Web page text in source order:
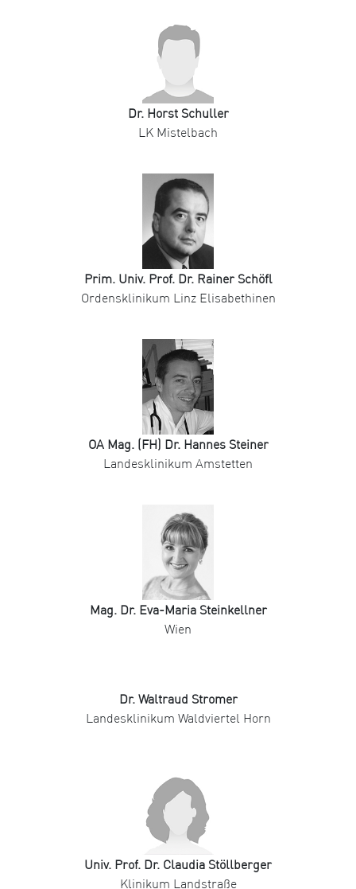
Dr. Horst Schuller
LK Mistelbach
Prim. Univ. Prof. Dr. Rainer Schöfl
Ordensklinikum Linz Elisabethinen
OA Mag. (FH) Dr. Hannes Steiner
Landesklinikum Amstetten
Mag. Dr. Eva-Maria Steinkellner
Wien
Dr. Waltraud Stromer
Landesklinikum Waldviertel Horn
Univ. Prof. Dr. Claudia Stöllberger
Klinikum Landstraße